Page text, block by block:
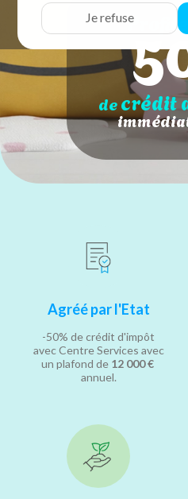
Je refuse
decrédit
Agréé par l'Etat
-50% de crédit d'impôt
avec Centre Services avec
un plafond de 12 000 €
annuel.